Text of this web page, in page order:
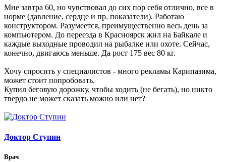
Мне завтра 60, но чувствовал до сих пор себя отлично, все в
норме (давление, сердце и пр. показатели). Работаю
конструктором. Разумеется, преимущественно весь день за
компьютером. До переезда в Красноярск жил на Байкале и
каждые выходные проводил на рыбалке или охоте. Сейчас,
конечно, двигаюсь меньше. Да рост 175 вес 80 кг.
Хочу спросить у специалистов - много рекламы Карипазима,
может стоит попробовать.
Купил беговую дорожку, чтобы ходить (не бегать), но никто
твердо не может сказать можно или нет?
Доктор Ступин
Врач